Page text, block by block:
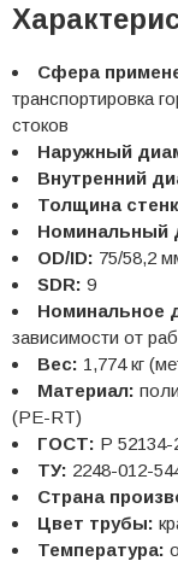
Сфера
транспортировка
стоков
Наружный
Внутренний
Толщина
Номинальный
OD/ID: 75/58,2
SDR: 9
Номинальное
зависимости от
Вес: 1,774 кг
Материал:
(PE-RT)
ГОСТ: Р 52134-
ТУ: 2248-012-
Страна
Цвет трубы:
Температура: